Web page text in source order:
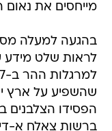
מייחסים את
בהגעה למעלה
לראות שלט מידע
שהשפיע על ארץ
הפסידו הצלבנים
ברשות צאלח א-